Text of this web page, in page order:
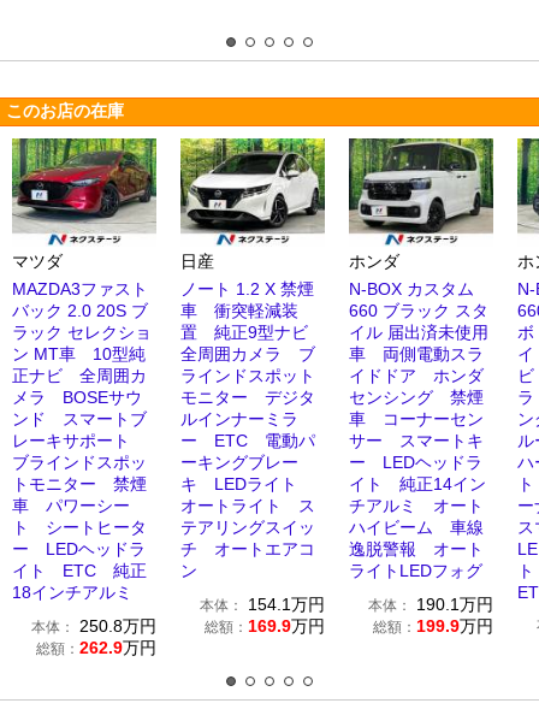
このお店の在庫
マツダ
MAZDA3ファスト
バック 2.0 20S ブ
ラック セレクショ
ン MT車 10型純
正ナビ 全周囲カ
メラ BOSEサウ
ンド スマートブ
レーキサポート
ブラインドスポッ
トモニター 禁煙
車 パワーシー
ト シートヒータ
ー LEDヘッドラ
イト ETC 純正
18インチアルミ
本体： 250.8万円
総額： 262.9万円
日産
ノート 1.2 X 禁煙
車 衝突軽減装
置 純正9型ナビ
全周囲カメラ ブ
ラインドスポット
モニター デジタ
ルインナーミラ
ー ETC 電動パ
ーキングブレー
キ LEDライト
オートライト ス
テアリングスイッ
チ オートエアコ
ン
本体： 154.1万円
総額： 169.9万円
ホンダ
N-BOX カスタム
660 ブラック スタ
イル 届出済未使用
車 両側電動スラ
イドドア ホンダ
センシング 禁煙
車 コーナーセン
サー スマートキ
ー LEDヘッドラ
イト 純正14イン
チアルミ オート
ハイビーム 車線
逸脱警報 オート
ライトLEDフォグ
本体： 190.1万円
総額： 199.9万円
ホ
ハ